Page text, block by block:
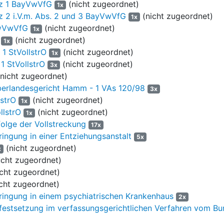
vom 22.05.2023 legte der Verurteilte hiergegen
dem Verteidiger des Verurteilten zugestellt am 13.06.2023,
zurück.
vom 13.07.2023, eingegangen beim Bayerischen Obersten
mit dem Ziel, die Verfügung der Staatsanwaltschaft Würzburg vom
vom 05.06.2023 aufzuheben.
München beantragte mit Schreiben vom 12.08.2023, den
dem Verurteilten die Kosten des Verfahrens aufzuerlegen, den
Eine Stellungnahme des Verurteilten hierzu erfolgte nicht.
Entscheidung ist nach
EGGVGzulässig, da das erforderliche Vorschaltverfahren (
ohne Erfolg, da die Verfügung der Staatsanwaltschaft Würzburg
des Generalstaatsanwalts in Bamberg vom 05.06.2023 den
1 BayVwVfG 1x (nicht zugeordnet)
2 i.V.m. Abs. 2 und 3 BayVwVfG
1x (nicht zugeordnet)
1x (nicht zugeordnet)
1x (nicht zugeordnet)
StVollstrO
1x (nicht zugeordnet)
StVollstrO
3x (nicht zugeordnet)
zugeordnet)
Hamm - 1 VAs 120/98
3x
1x (nicht zugeordnet)
1x (nicht zugeordnet)
der Vollstreckung
17x
in einer Entziehungsanstalt 5x
(nicht zugeordnet)
zugeordnet)
zugeordnet)
zugeordnet)
in einem psychiatrischen Krankenhaus
2x
im verfassungsgerichtlichen Verfahren vom